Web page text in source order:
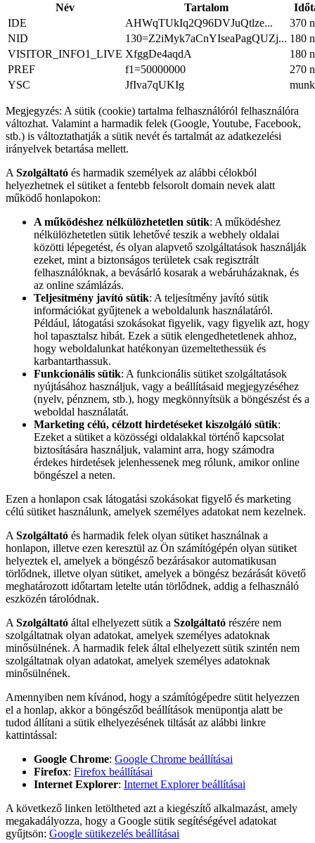
Név Tartalom
IDE
AHWqTUkIq2Q96DVJuQtlze...
370
NID
130=Z2iMyk7aCnYIseaPagQUZj... 180
VISITOR_INFO1_LIVE XfggDe4aqdA
180
PREF
f1=50000000
270
YSC
JfIva7qUKIg
Megjegyzés: A sütik (cookie) tartalma felhasználóról felhasználóra
változhat. Valamint a harmadik felek (Google, Youtube, Facebook,
stb.) is változtathatják a sütik nevét és tartalmát az adatkezelési
irányelvek betartása mellett.
A Szolgáltató és harmadik személyek az alábbi célokból
helyezhetnek el sütiket a fentebb felsorolt domain nevek alatt
működő honlapokon:
A működéshez nélkülözhetetlen sütik: A működéshez
nélkülözhetetlen sütik lehetővé teszik a webhely oldalai
közötti lépegetést, és olyan alapvető szolgáltatások használják
ezeket, mint a biztonságos területek csak regisztrált
felhasználóknak, a bevásárló kosarak a webáruházaknak, és
az online számlázás.
Teljesítmény javító sütik: A teljesítmény javító sütik
információkat gyűjtenek a weboldalunk használatáról.
Például, látogatási szokásokat figyelik, vagy figyelik azt, hogy
hol tapasztalsz hibát. Ezek a sütik elengedhetetlenek ahhoz,
hogy weboldalunkat hatékonyan üzemeltethessük és
karbantarthassuk.
Funkcionális sütik: A funkcionális sütiket szolgáltatások
nyújtásához használjuk, vagy a beállításaid megjegyzéséhez
(nyelv, pénznem, stb.), hogy megkönnyítsük a böngészést és a
weboldal használatát.
Marketing célú, célzott hirdetéseket kiszolgáló sütik:
Ezeket a sütiket a közösségi oldalakkal történő kapcsolat
biztosítására használjuk, valamint arra, hogy számodra
érdekes hirdetések jelenhessenek meg rólunk, amikor online
böngészel a neten.
Ezen a honlapon csak látogatási szokásokat figyelő és marketing
célú sütiket használunk, amelyek személyes adatokat nem kezelnek.
A Szolgáltató és harmadik felek olyan sütiket használnak a
honlapon, illetve ezen keresztül az Ön számítógépén olyan sütiket
helyeztek el, amelyek a böngésző bezárásakor automatikusan
törlődnek, illetve olyan sütiket, amelyek a böngész bezárását követő
meghatározott időtartam letelte után törlődnek, addig a felhasználó
eszközén tárolódnak.
A Szolgáltató által elhelyezett sütik a Szolgáltató részére nem
szolgáltatnak olyan adatokat, amelyek személyes adatoknak
minősülnének. A harmadik felek által elhelyezett sütik szintén nem
szolgáltatnak olyan adatokat, amelyek személyes adatoknak
minősülnének.
Amennyiben nem kívánod, hogy a számítógépedre sütit helyezzen
el a honlap, akkor a böngésződ beállítások menüpontja alatt be
tudod állítani a sütik elhelyezésének tiltását az alábbi linkre
kattintással:
Google Chrome: Google Chrome beállításai
Firefox: Firefox beállításai
Internet Explorer: Internet Explorer beállításai
A következő linken letöltheted azt a kiegészítő alkalmazást, amely
megakadályozza, hogy a Google sütik segítéségével adatokat
gyűjtsön: Google sütikezelés beállításai